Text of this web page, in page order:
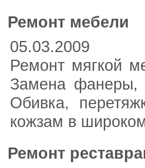
Ремонт мебели
05.03.2009
Ремонт мягкой
Замена фанеры,
Обивка,
кожзам в
Ремонт